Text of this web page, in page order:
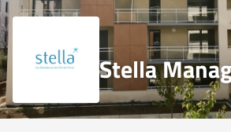
Stella